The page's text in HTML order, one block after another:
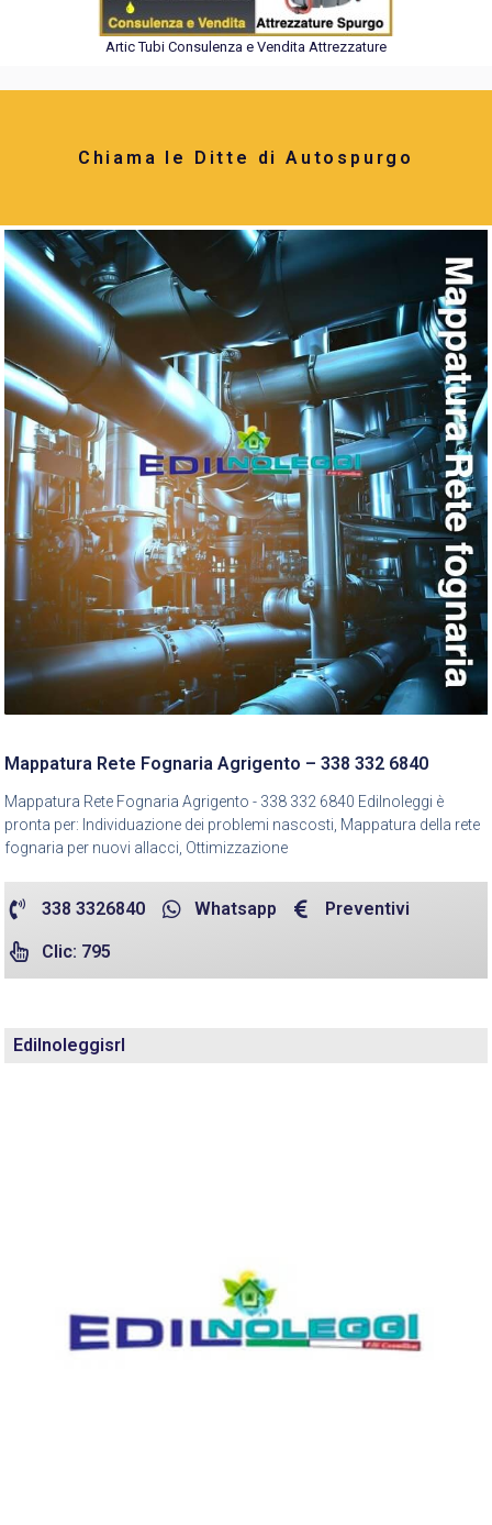
Artic Tubi Consulenza e Vendita Attrezzature
Chiama le Ditte di Autospurgo
Mappatura Rete Fognaria Agrigento – 338 332 6840
Mappatura Rete Fognaria Agrigento - 338 332 6840 Edilnoleggi è
pronta per: Individuazione dei problemi nascosti, Mappatura della rete
fognaria per nuovi allacci, Ottimizzazione
338 3326840 Whatsapp Preventivi
Clic: 795
Edilnoleggisrl